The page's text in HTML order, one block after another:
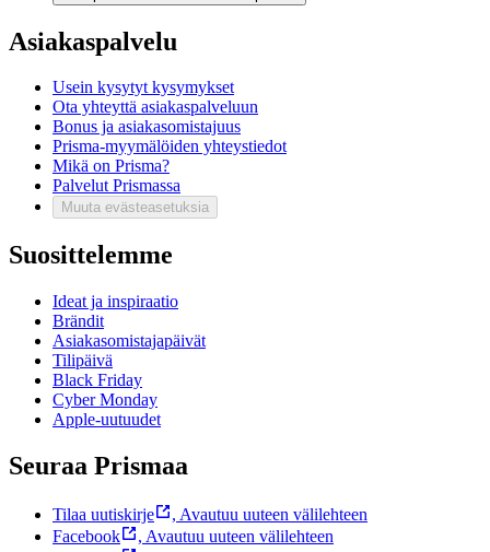
Asiakaspalvelu
Usein kysytyt kysymykset
Ota yhteyttä asiakaspalveluun
Bonus ja asiakasomistajuus
Prisma-myymälöiden yhteystiedot
Mikä on Prisma?
Palvelut Prismassa
Muuta evästeasetuksia
Suosittelemme
Ideat ja inspiraatio
Brändit
Asiakasomistajapäivät
Tilipäivä
Black Friday
Cyber Monday
Apple-uutuudet
Seuraa Prismaa
Tilaa uutiskirje , Avautuu uuteen välilehteen
Facebook
, Avautuu uuteen välilehteen